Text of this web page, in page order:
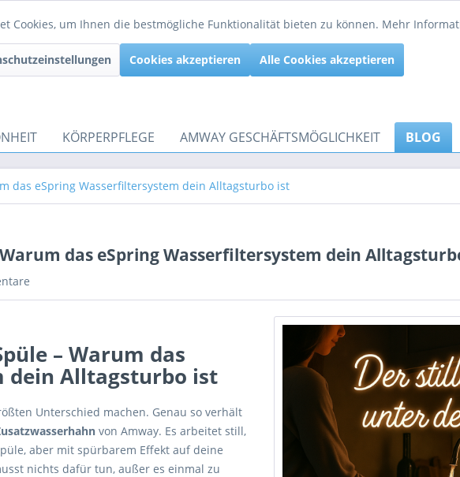
KÖRPERPFLEGE AMWAY GESCHÄFTSMÖGLICHKEIT BLOG
das eSpring Wasserfiltersystem dein Alltagsturbo ist
das eSpring Wasserfiltersystem dein
– Warum das
dein Alltagsturbo ist
Unterschied machen. Genau so verhält
von Amway. Es arbeitet still,
aber mit spürbarem Effekt auf deine
nichts dafür tun, außer es einmal zu
Cookies, um Ihnen die bestmögliche Funktionalität bieten zu können. Mehr
Cookies akzeptieren Alle Cookies akzeptieren